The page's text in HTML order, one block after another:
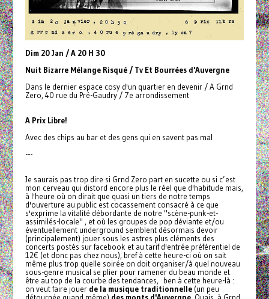
Dim 20 Jan / A 20 H 30
Nuit Bizarre Mélange Risqué / Tv Et Bourrées d'Auvergne
Dans le dernier espace cosy d'un quartier en devenir / A Grnd
Zero, 40 rue du Pré-Gaudry / 7e arrondissement
A Prix Libre!
Avec des chips au bar et des gens qui en savent pas mal
---
Je saurais pas trop dire si Grnd Zero part en sucette ou si c’est
mon cerveau qui distord encore plus le réel que d'habitude mais,
à l'heure où on dirait que quasi un tiers de notre temps
d'ouverture au public est cocassement consacré à ce que
s'exprime la vitalité débordante de notre "scène-punk-et-
assimilés-locale" , et où les groupes de pop déviante et/ou
éventuellement underground semblent désormais devoir
(principalement) jouer sous les astres plus cléments des
concerts postés sur facebook et au tarif d'entrée préférentiel de
12€ (et donc pas chez nous), bref à cette heure-ci où on sait
même plus trop quelle soirée on doit organiser/à quel nouveau
sous-genre musical se plier pour ramener du beau monde et
être au top de la courbe des tendances, ben à cette heure-là :
on veut faire jouer de la musique traditionnelle(un peu
détournée quand même) des monts d'Auvergne. Ouais, à Grnd